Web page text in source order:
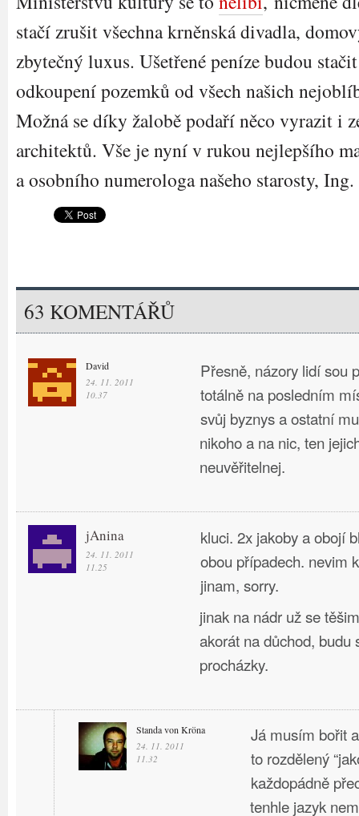
stačí zrušit všechna krněnská divadla,
zbytečný luxus. Ušetřené peníze budou
odkoupení pozemků od všech našich
Možná se díky žalobě podaří něco vyrazit i
architektů. Vše je nyní v rukou nejlepšího
a osobního numerologa našeho starosty,
63 KOMENTÁŘŮ
David
24. 11. 2011
10.37
Přesně, názory lidí sou
totálně na posledním
svůj byznys a ostatní
nikoho a na nic, ten
neuvěřitelnej.
jAnina
24. 11. 2011
11.25
kluci. 2x jakoby a obojí
obou případech. nevim
jinam, sorry.
jinak na nádr už se
akorát na důchod, budu
procházky.
Standa von Kröna
24. 11. 2011
11.32
Já musím bořit
to rozdělený
každopádně
tenhle jazyk